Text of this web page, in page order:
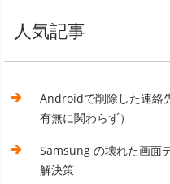
人気記事
Androidで削除した連絡
有無に関わらず）
Samsung の壊れた画面
解決策